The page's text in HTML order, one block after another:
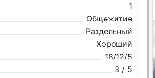
1
Общежитие
Раздельный
Хороший
18/12/5
3 / 5